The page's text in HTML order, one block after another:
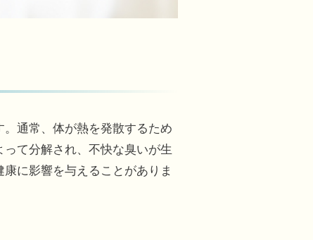
通常、体が熱を発散するため
て分解され、不快な臭いが生
に影響を与えることがありま